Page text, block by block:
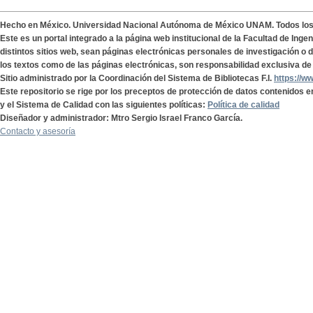
Hecho en México. Universidad Nacional Autónoma de México UNAM. Todos
Este es un portal integrado a la página web institucional de la Facultad de
distintos sitios web, sean páginas electrónicas personales de investigación o
los textos como de las páginas electrónicas, son responsabilidad exclusiva
Sitio administrado por la Coordinación del Sistema de Bibliotecas F.I. https://
Este repositorio se rige por los preceptos de protección de datos contenidos
y el Sistema de Calidad con las siguientes políticas: Política de calidad
Diseñador y administrador: Mtro Sergio Israel Franco García.
Contacto y asesoría